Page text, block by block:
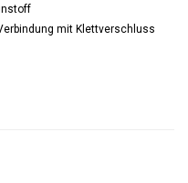
mit Klettverschluss